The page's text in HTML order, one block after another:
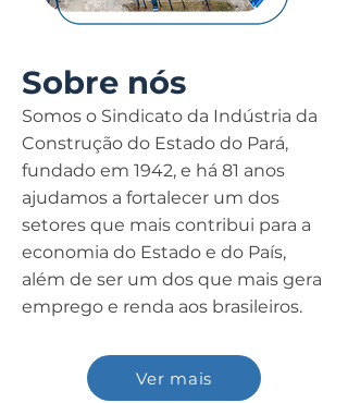
Sobre nós
Somos o Sindicato da Indústria da
Construção do Estado do Pará,
fundado em 1942, e há 81 anos
ajudamos a fortalecer um dos
setores que mais contribui para a
economia do Estado e do País,
além de ser um dos que mais gera
emprego e renda aos brasileiros.
Ver mais